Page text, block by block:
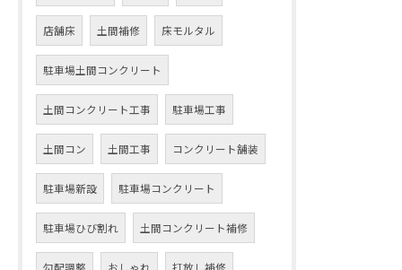
店舗床 土間補修 床モルタル
駐車場土間コンクリート
土間コンクリート工事 駐車場工事
土間コン 土間工事 コンクリート舗装
駐車場新設 駐車場コンクリート
駐車場ひび割れ 土間コンクリート補修